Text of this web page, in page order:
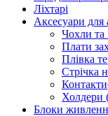
Ліхтарі
Аксесуари для
Чохли та
Плати
Плівка
Стрічка
Холдери
Блоки